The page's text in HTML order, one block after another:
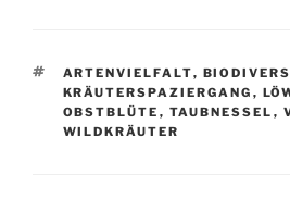
SCHLAGWÖRTER
ARTENVIELFALT,
KRÄUTERSPAZIERGANG ,
OBSTBLÜTE , TAUBNESSEL ,
WILDKRÄUTER